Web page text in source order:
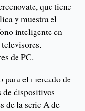
que tiene
y muestra el
inteligente en
de PC.
para el mercado de
de dispositivos
de la serie A de